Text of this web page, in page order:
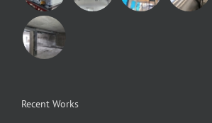
Recent Works